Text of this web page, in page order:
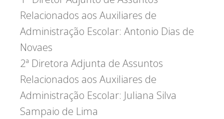
Relacionados aos Auxiliares de
Administração Escolar: Antonio Dias de
Novaes
2ª Diretora Adjunta de Assuntos
Relacionados aos Auxiliares de
Administração Escolar: Juliana Silva
Sampaio de Lima